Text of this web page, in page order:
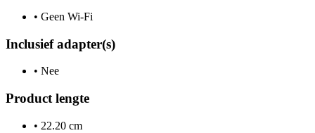
• Geen Wi-Fi
Inclusief adapter(s)
• Nee
Product lengte
• 22.20 cm